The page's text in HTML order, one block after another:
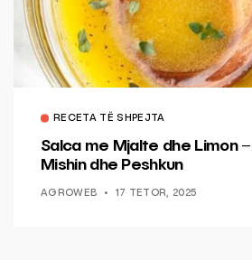
RECETA TË SHPEJTA
Salca me Mjalte dhe Limon
Mishin dhe Peshkun
AGROWEB 17 TETOR, 2025